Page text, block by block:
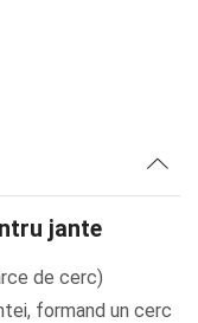
jante
de cerc)
formand un cerc